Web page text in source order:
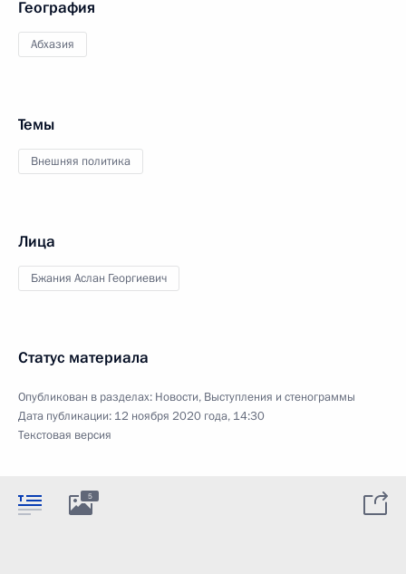
География
Абхазия
Темы
Внешняя политика
Лица
Бжания Аслан Георгиевич
Статус материала
Опубликован в разделах: Новости, Выступления и стенограммы
Дата публикации: 12 ноября 2020 года, 14:30
Текстовая версия
5